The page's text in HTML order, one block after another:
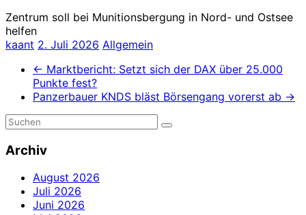
Zentrum soll bei Munitionsbergung in Nord- und Ostsee
helfen
kaant 2. Juli 2026 Allgemein
← Marktbericht: Setzt sich der DAX über 25.000
Punkte fest?
Panzerbauer KNDS bläst Börsengang vorerst ab →
Archiv
August 2026
Juli 2026
Juni 2026